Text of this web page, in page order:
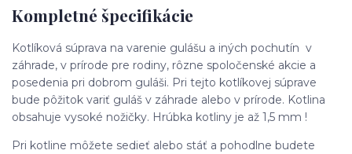
Kompletné špecifikácie
Kotlíková súprava na varenie gulášu a iných pochutín v
záhrade, v prírode pre rodiny, rôzne spoločenské akcie a
posedenia pri dobrom guláši. Pri tejto kotlíkovej súprave
bude pôžitok variť guláš v záhrade alebo v prírode. Kotlina
obsahuje vysoké nožičky. Hrúbka kotliny je až 1,5 mm !
Pri kotline môžete sedieť alebo stáť a pohodlne budete